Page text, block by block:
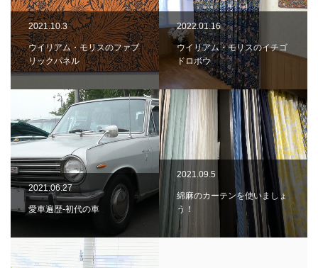
2021.10.3
ウイリアム・モリスのファブ
リックパネル
2022.01.16
ウイリアム・モリスのイチゴ
ドロボウ
2021.06.27
愛車遍歴-初代の車
2021.09.5
綿麻のカーテンを使いましょ
う！